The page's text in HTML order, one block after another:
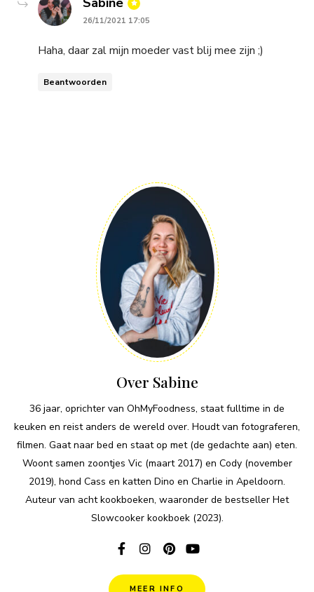
26/11/2021 17:05
Haha, daar zal mijn moeder vast blij mee zijn ;)
Beantwoorden
Over Sabine
36 jaar, oprichter van OhMyFoodness, staat fulltime in de
keuken en reist anders de wereld over. Houdt van fotograferen,
filmen. Gaat naar bed en staat op met (de gedachte aan) eten.
Woont samen zoontjes Vic (maart 2017) en Cody (november
2019), hond Cass en katten Dino en Charlie in Apeldoorn.
Auteur van acht kookboeken, waaronder de bestseller Het
Slowcooker kookboek (2023).
MEER INFO